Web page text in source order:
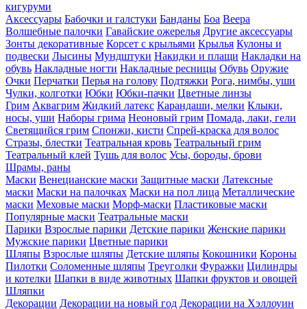
кигуруми
Аксессуары Бабочки и галстуки Банданы Боа Веера
Волшебные палочки Гавайские ожерелья Другие аксессуары
Зонты декоративные Корсет с крыльями Крылья Кулоны и
подвески Лысины Мундштуки Накидки и плащи Накладки на
обувь Накладные ногти Накладные ресницы Обувь Оружие
Очки Перчатки Перья на голову Подтяжки Рога, нимбы, уши
Чулки, колготки Юбки Юбки-пачки Цветные линзы
Грим Аквагрим Жидкий латекс Карандаши, мелки Клыки,
носы, уши Наборы грима Неоновый грим Помада, лаки, гели
Светящийся грим Спонжи, кисти Спрей-краска для волос
Стразы, блестки Театральная кровь Театральный грим
Театральный клей Тушь для волос Усы, бороды, брови
Шрамы, раны
Маски Венецианские маски Защитные маски Латексные
маски Маски на палочках Маски на пол лица Металлические
маски Меховые маски Морф-маски Пластиковые маски
Популярные маски Театральные маски
Парики Взрослые парики Детские парики Женские парики
Мужские парики Цветные парики
Шляпы Взрослые шляпы Детские шляпы Кокошники Короны
Пилотки Соломенные шляпы Треуголки Фуражки Цилиндры
и котелки Шапки в виде животных Шапки фруктов и овощей
Шляпки
Декорации Декорации на новый год Декорации на Хэллоуин